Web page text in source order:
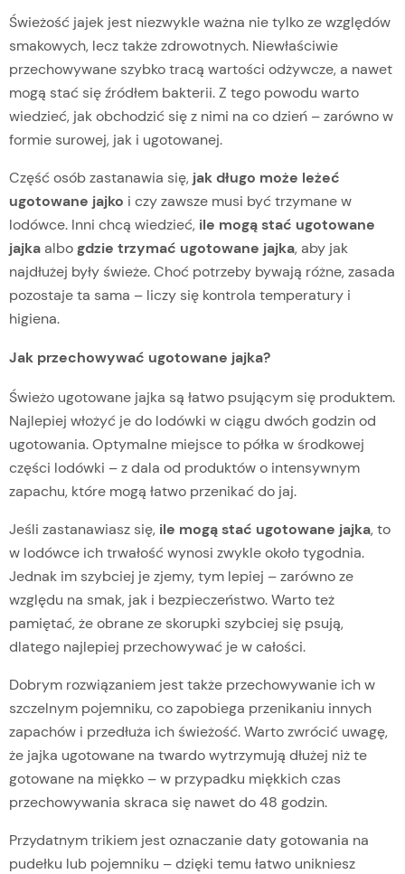
Świeżość jajek jest niezwykle ważna nie tylko ze względów
smakowych, lecz także zdrowotnych. Niewłaściwie
przechowywane szybko tracą wartości odżywcze, a nawet
mogą stać się źródłem bakterii. Z tego powodu warto
wiedzieć, jak obchodzić się z nimi na co dzień – zarówno w
formie surowej, jak i ugotowanej.
Część osób zastanawia się, jak długo może leżeć
ugotowane jajko i czy zawsze musi być trzymane w
lodówce. Inni chcą wiedzieć, ile mogą stać ugotowane
jajkaalbogdzie trzymać ugotowane jajka, aby jak
najdłużej były świeże. Choć potrzeby bywają różne, zasada
pozostaje ta sama – liczy się kontrola temperatury i
higiena.
Jak przechowywać ugotowane jajka?
Świeżo ugotowane jajka są łatwo psującym się produktem.
Najlepiej włożyć je do lodówki w ciągu dwóch godzin od
ugotowania. Optymalne miejsce to półka w środkowej
części lodówki – z dala od produktów o intensywnym
zapachu, które mogą łatwo przenikać do jaj.
Jeśli zastanawiasz się, ile mogą stać ugotowane jajka, to
w lodówce ich trwałość wynosi zwykle około tygodnia.
Jednak im szybciej je zjemy, tym lepiej – zarówno ze
względu na smak, jak i bezpieczeństwo. Warto też
pamiętać, że obrane ze skorupki szybciej się psują,
dlatego najlepiej przechowywać je w całości.
Dobrym rozwiązaniem jest także przechowywanie ich w
szczelnym pojemniku, co zapobiega przenikaniu innych
zapachów i przedłuża ich świeżość. Warto zwrócić uwagę,
że jajka ugotowane na twardo wytrzymują dłużej niż te
gotowane na miękko – w przypadku miękkich czas
przechowywania skraca się nawet do 48 godzin.
Przydatnym trikiem jest oznaczanie daty gotowania na
pudełku lub pojemniku – dzięki temu łatwo unikniesz